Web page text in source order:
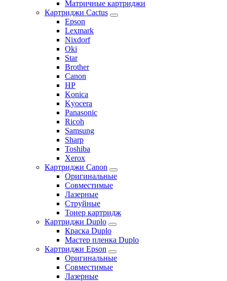
Матричные картриджи
Картриджи Cactus
Epson
Lexmark
Nixdorf
Oki
Star
Brother
Canon
HP
Konica
Kyocera
Panasonic
Ricoh
Samsung
Sharp
Toshiba
Xerox
Картриджи Canon
Оригинальные
Совместимые
Лазерные
Струйные
Тонер картридж
Картриджи Duplo
Краска Duplo
Мастер пленка Duplo
Картриджи Epson
Оригинальные
Совместимые
Лазерные